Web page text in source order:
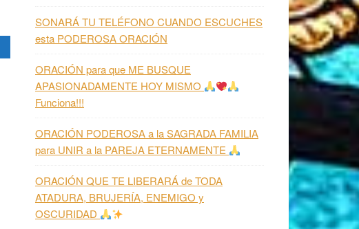
SONARÁ TU TELÉFONO CUANDO ESCUCHES
esta PODEROSA ORACIÓN
ORACIÓN para que ME BUSQUE
APASIONADAMENTE HOY MISMO
Funciona!!!
ORACIÓN PODEROSA a la SAGRADA FAMILIA
para UNIR a la PAREJA ETERNAMENTE
ORACIÓN QUE TE LIBERARÁ de TODA
ATADURA, BRUJERÍA, ENEMIGO y
OSCURIDAD